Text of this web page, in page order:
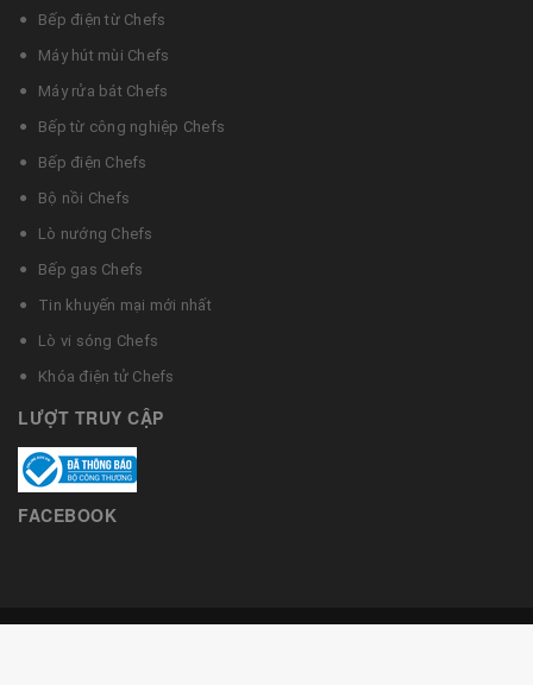
Bếp điện từ Chefs
Máy hút mùi Chefs
Máy rửa bát Chefs
Bếp từ công nghiệp Chefs
Bếp điện Chefs
Bộ nồi Chefs
Lò nướng Chefs
Bếp gas Chefs
Tin khuyến mại mới nhất
Lò vi sóng Chefs
Khóa điện tử Chefs
LƯỢT TRUY CẬP
FACEBOOK